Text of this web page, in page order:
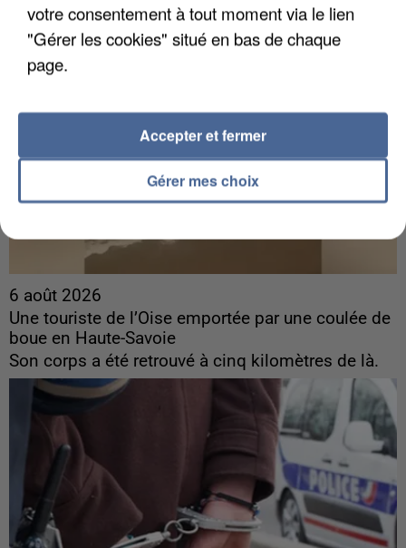
6 août 2026
Une touriste de l’Oise emportée par une coulée de
boue en Haute-Savoie
Son corps a été retrouvé à cinq kilomètres de là.
votre consentement à tout moment via le lien
"Gérer les cookies" situé en bas de chaque
page.
Gérer mes choix
Accepter et fermer